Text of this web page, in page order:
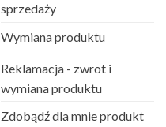
sprzedaży
Wymiana produktu
Reklamacja - zwrot i
wymiana produktu
Zdobądź dla mnie produkt